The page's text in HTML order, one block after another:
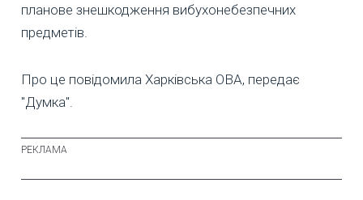
планове знешкодження вибухонебезпечних
предметів.
Про це повідомила Харківська ОВА, передає
"Думка".